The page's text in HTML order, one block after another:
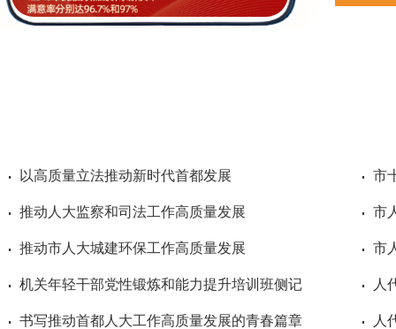
以高质量立法推动新时代首都发展 市
推动人大监察和司法工作高质量发展
推动市人大城建环保工作高质量发展
机关年轻干部党性锻炼和能力提升培训班侧记
书写推动首都人大工作高质量发展的青春篇章